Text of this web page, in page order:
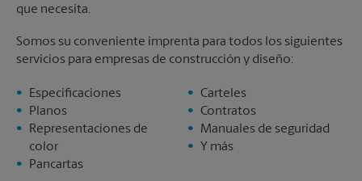
que necesita.
Somos su conveniente imprenta para todos los siguientes
servicios para empresas de construcción y diseño:
Especificaciones
Planos
Representaciones de
color
Pancartas
Carteles
Contratos
Manuales de seguridad
Y más